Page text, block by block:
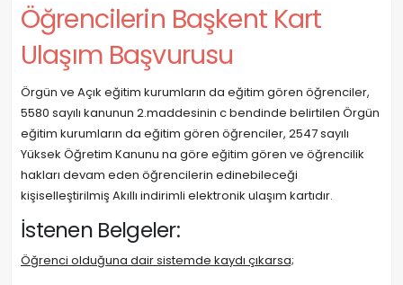
Öğrencilerin Başkent Kart
Ulaşım Başvurusu
Örgün ve Açık eğitim kurumların da eğitim gören öğrenciler,
5580 sayılı kanunun 2.maddesinin c bendinde belirtilen Örgün
eğitim kurumların da eğitim gören öğrenciler, 2547 sayılı
Yüksek Öğretim Kanunu na göre eğitim gören ve öğrencilik
hakları devam eden öğrencilerin edinebileceği
kişiselleştirilmiş Akıllı indirimli elektronik ulaşım kartıdır.
İstenen Belgeler:
Öğrenci olduğuna dair sistemde kaydı çıkarsa;